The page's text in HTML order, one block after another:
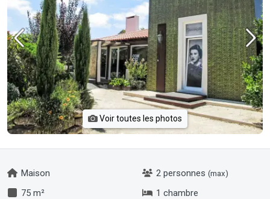
Voir toutes les photos
Maison 2 personnes (max)
75 m²
1 chambre